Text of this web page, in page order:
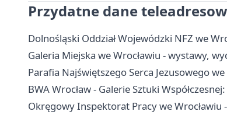
Przydatne dane
Dolnośląski Oddział Wojewódzki NFZ we
Galeria Miejska we Wrocławiu - wystawy,
Parafia Najświętszego Serca Jezusowego
BWA Wrocław - Galerie Sztuki
Okręgowy Inspektorat Pracy we